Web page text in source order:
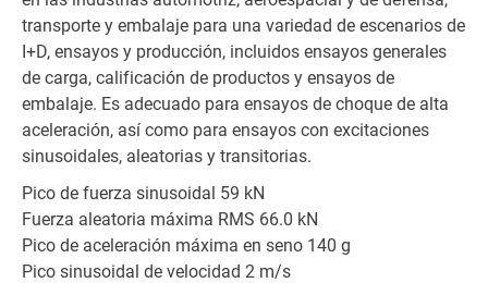
transporte y embalaje para una variedad de escenarios de
I+D, ensayos y producción, incluidos ensayos generales
de carga, calificación de productos y ensayos de
embalaje. Es adecuado para ensayos de choque de alta
aceleración, así como para ensayos con excitaciones
sinusoidales, aleatorias y transitorias.
Pico de fuerza sinusoidal 59 kN
Fuerza aleatoria máxima RMS 66.0 kN
Pico de aceleración máxima en seno 140 g
Pico sinusoidal de velocidad 2 m/s